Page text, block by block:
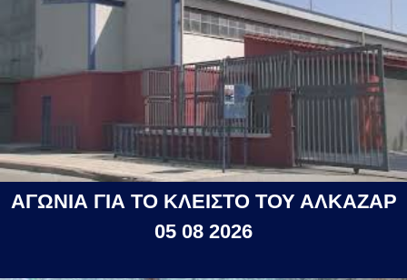
ΑΓΩΝΙΑ ΓΙΑ ΤΟ ΚΛΕΙΣΤΟ ΤΟΥ ΑΛΚΑΖΑΡ
05 08 2026